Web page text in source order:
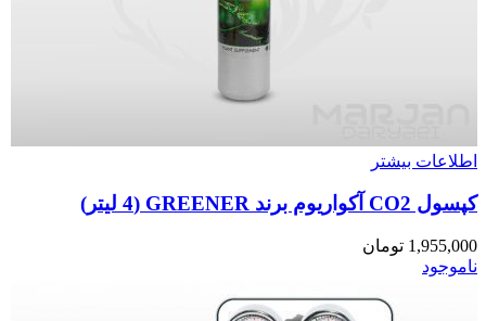
اطلاعات بیشتر
کپسول CO2 آکواریوم برند GREENER (4 لیتر)
1,955,000 تومان
ناموجود